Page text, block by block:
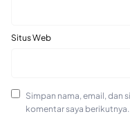
Situs Web
Simpan nama, email, dan
komentar saya berikutnya.